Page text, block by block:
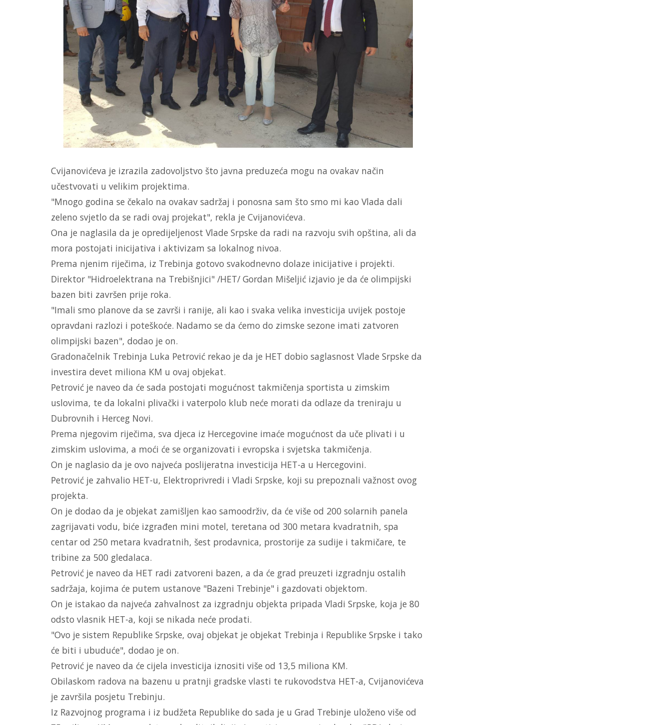
Cvijanovićeva je izrazila zadovoljstvo što javna preduzeća mogu na ovakav način
učestvovati u velikim projektima.
"Mnogo godina se čekalo na ovakav sadržaj i ponosna sam što smo mi kao Vlada dali
zeleno svjetlo da se radi ovaj projekat", rekla je Cvijanovićeva.
Ona je naglasila da je opredijeljenost Vlade Srpske da radi na razvoju svih opština, ali da
mora postojati inicijativa i aktivizam sa lokalnog nivoa.
Prema njenim riječima, iz Trebinja gotovo svakodnevno dolaze inicijative i projekti.
Direktor "Hidroelektrana na Trebišnjici" /HET/ Gordan Mišeljić izjavio je da će olimpijski
bazen biti završen prije roka.
"Imali smo planove da se završi i ranije, ali kao i svaka velika investicija uvijek postoje
opravdani razlozi i poteškoće. Nadamo se da ćemo do zimske sezone imati zatvoren
olimpijski bazen", dodao je on.
Gradonačelnik Trebinja Luka Petrović rekao je da je HET dobio saglasnost Vlade Srpske da
investira devet miliona KM u ovaj objekat.
Petrović je naveo da će sada postojati mogućnost takmičenja sportista u zimskim
uslovima, te da lokalni plivački i vaterpolo klub neće morati da odlaze da treniraju u
Dubrovnih i Herceg Novi.
Prema njegovim riječima, sva djeca iz Hercegovine imaće mogućnost da uče plivati i u
zimskim uslovima, a moći će se organizovati i evropska i svjetska takmičenja.
On je naglasio da je ovo najveća poslijeratna investicija HET-a u Hercegovini.
Petrović je zahvalio HET-u, Elektroprivredi i Vladi Srpske, koji su prepoznali važnost ovog
projekta.
On je dodao da je objekat zamišljen kao samoodrživ, da će više od 200 solarnih panela
zagrijavati vodu, biće izgrađen mini motel, teretana od 300 metara kvadratnih, spa
centar od 250 metara kvadratnih, šest prodavnica, prostorije za sudije i takmičare, te
tribine za 500 gledalaca.
Petrović je naveo da HET radi zatvoreni bazen, a da će grad preuzeti izgradnju ostalih
sadržaja, kojima će putem ustanove "Bazeni Trebinje" i gazdovati objektom.
On je istakao da najveća zahvalnost za izgradnju objekta pripada Vladi Srpske, koja je 80
odsto vlasnik HET-a, koji se nikada neće prodati.
"Ovo je sistem Republike Srpske, ovaj objekat je objekat Trebinja i Republike Srpske i tako
će biti i ubuduće", dodao je on.
Petrović je naveo da će cijela investicija iznositi više od 13,5 miliona KM.
Obilaskom radova na bazenu u pratnji gradske vlasti te rukovodstva HET-a, Cvijanovićeva
je završila posjetu Trebinju.
Iz Razvojnog programa i iz budžeta Republike do sada je u Grad Trebinje uloženo više od